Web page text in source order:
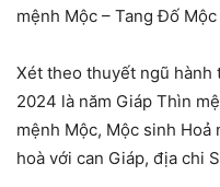
mệnh Mộc – Tang Đố Mộc
Xét theo thuyết ngũ hành
2024 là năm Giáp Thìn
mệnh Mộc, Mộc sinh Hoả
hoà với can Giáp, địa chi